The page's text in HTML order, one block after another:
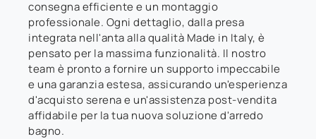
consegna efficiente e un montaggio
professionale. Ogni dettaglio, dalla presa
integrata nell'anta alla qualità Made in Italy, è
pensato per la massima funzionalità. Il nostro
team è pronto a fornire un supporto impeccabile
e una garanzia estesa, assicurando un'esperienza
d'acquisto serena e un'assistenza post-vendita
affidabile per la tua nuova soluzione d'arredo
bagno.